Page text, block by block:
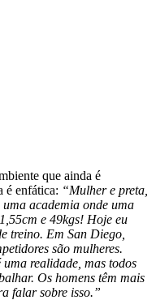
que ainda é
é enfática: “Mulher e preta,
academia onde uma
e 49kgs! Hoje eu
treino. Em San Diego,
são mulheres.
realidade, mas todos
Os homens têm mais
falar sobre isso.”